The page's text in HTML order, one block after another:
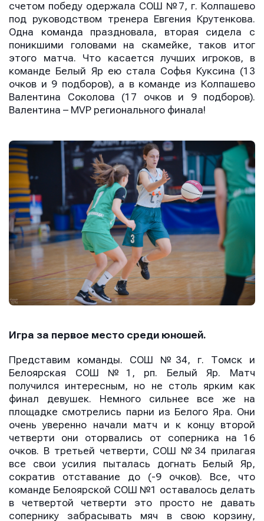
счетом победу одержала СОШ №7, г. Колпашево
под руководством тренера Евгения Крутенкова.
Одна команда праздновала, вторая сидела с
поникшими головами на скамейке, таков итог
этого матча. Что касается лучших игроков, в
команде Белый Яр ею стала Софья Куксина (13
очков и 9 подборов), а в команде из Колпашево
Валентина Соколова (17 очков и 9 подборов).
Валентина – MVP регионального финала!
Игра за первое место среди юношей.
Представим команды. СОШ №34, г. Томск и
Белоярская СОШ №1, рп. Белый Яр. Матч
получился интересным, но не столь ярким как
финал девушек. Немного сильнее все же на
площадке смотрелись парни из Белого Яра. Они
очень уверенно начали матч и к концу второй
четверти они оторвались от соперника на 16
очков. В третьей четверти, СОШ №34 прилагая
все свои усилия пыталась догнать Белый Яр,
сократив отставание до (-9 очков). Все, что
команде Белоярской СОШ №1 оставалось делать
в четвертой четверти это просто не давать
сопернику забрасывать мяч в свою корзину,
Имя
E-mail
Телефон
Имя
E-mail
Телефон
Имя
E-mail
Телефон